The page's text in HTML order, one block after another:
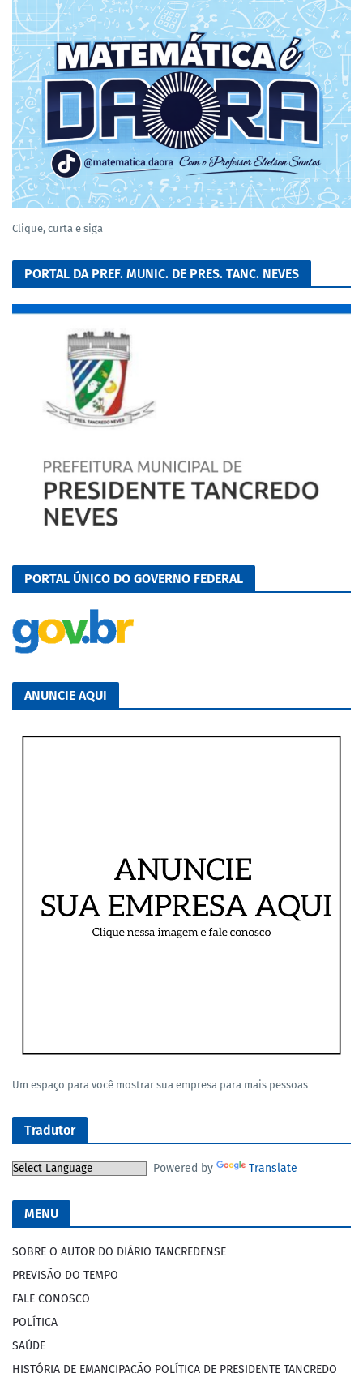
Clique, curta e siga
PORTAL DA PREF. MUNIC. DE PRES. TANC. NEVES
PORTAL ÚNICO DO GOVERNO FEDERAL
ANUNCIE AQUI
Um espaço para você mostrar sua empresa para mais pessoas
Tradutor
Powered by Translate
MENU
SOBRE O AUTOR DO DIÁRIO TANCREDENSE
PREVISÃO DO TEMPO
FALE CONOSCO
POLÍTICA
SAÚDE
HISTÓRIA DE EMANCIPAÇÃO POLÍTICA DE PRESIDENTE TANCREDO